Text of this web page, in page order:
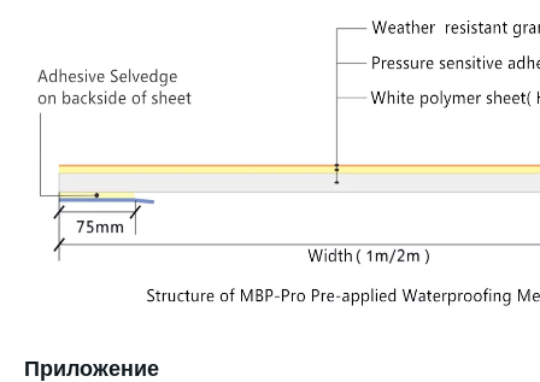
Приложение